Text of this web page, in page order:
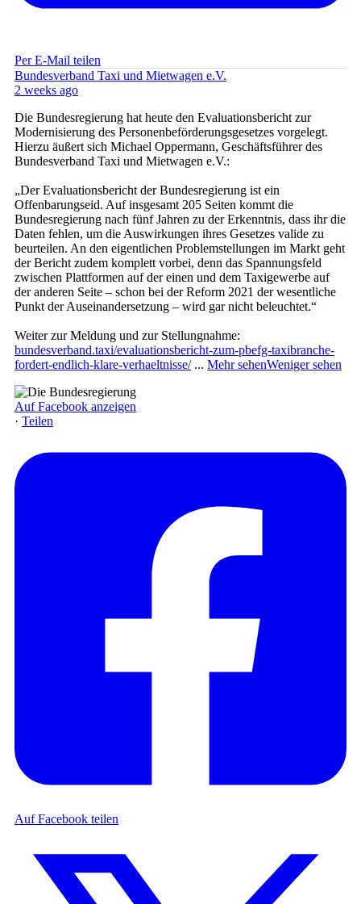
Per E-Mail teilen
Bundesverband Taxi und Mietwagen e.V.
2 weeks ago
Die Bundesregierung hat heute den Evaluationsbericht zur
Modernisierung des Personenbeförderungsgesetzes vorgelegt.
Hierzu äußert sich Michael Oppermann, Geschäftsführer des
Bundesverband Taxi und Mietwagen e.V.:
„Der Evaluationsbericht der Bundesregierung ist ein
Offenbarungseid. Auf insgesamt 205 Seiten kommt die
Bundesregierung nach fünf Jahren zu der Erkenntnis, dass ihr die
Daten fehlen, um die Auswirkungen ihres Gesetzes valide zu
beurteilen. An den eigentlichen Problemstellungen im Markt geht
der Bericht zudem komplett vorbei, denn das Spannungsfeld
zwischen Plattformen auf der einen und dem Taxigewerbe auf
der anderen Seite – schon bei der Reform 2021 der wesentliche
Punkt der Auseinandersetzung – wird gar nicht beleuchtet.“
Weiter zur Meldung und zur Stellungnahme:
bundesverband.taxi/evaluationsbericht-zum-pbefg-taxibranche-
fordert-endlich-klare-verhaeltnisse/ ... Mehr sehenWeniger sehen
Auf Facebook anzeigen
· Teilen
Auf Facebook teilen